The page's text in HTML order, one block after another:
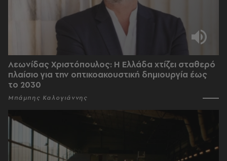
Λεωνίδας Χριστόπουλος: Η Ελλάδα χτίζει σταθερό
πλαίσιο για την οπτικοακουστική δημιουργία έως
το 2030
Μπάμπης Καλογιάννης